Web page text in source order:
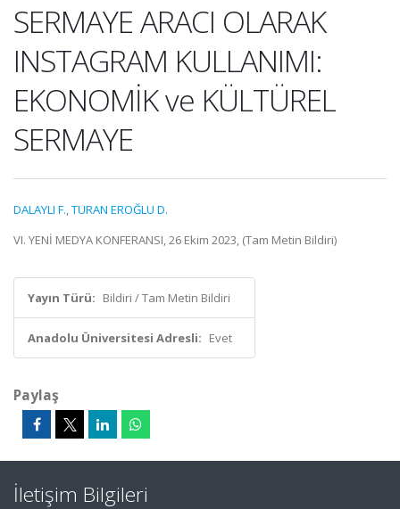
SERMAYE ARACI OLARAK
INSTAGRAM KULLANIMI:
EKONOMİK ve KÜLTÜREL
SERMAYE
DALAYLI F.,TURAN EROĞLU D.
VI. YENİ MEDYA KONFERANSI, 26 Ekim 2023, (Tam Metin Bildiri)
Yayın Türü: Bildiri / Tam Metin Bildiri
Anadolu Üniversitesi Adresli: Evet
Paylaş
İletişim Bilgileri